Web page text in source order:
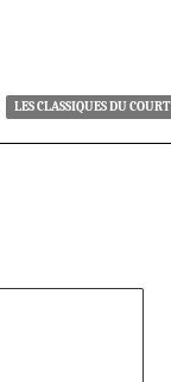
LES CLASSIQUES DU COURT